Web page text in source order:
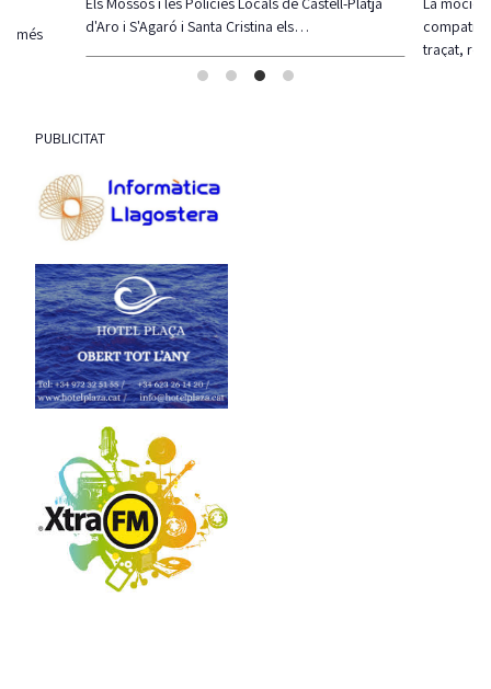
més
d'Aro i S'Agaró i Santa Cristina els…
traçat,
PUBLICITAT